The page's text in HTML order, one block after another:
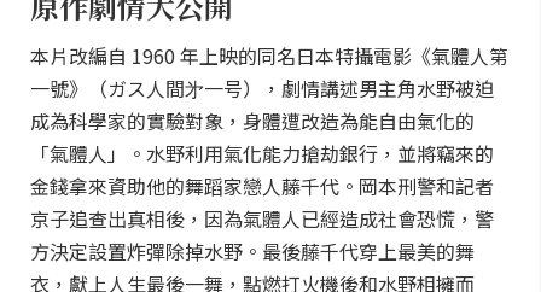
本片改編自 1960 年上映的同名日本特攝電影《氣體人第
一號》（ガス人間㐧一号），劇情講述男主角水野被迫
成為科學家的實驗對象，身體遭改造為能自由氣化的
「氣體人」。水野利用氣化能力搶劫銀行，並將竊來的
金錢拿來資助他的舞蹈家戀人藤千代。岡本刑警和記者
京子追查出真相後，因為氣體人已經造成社會恐慌，警
方決定設置炸彈除掉水野。最後藤千代穿上最美的舞
衣，獻上人生最後一舞，點燃打火機後和水野相擁而